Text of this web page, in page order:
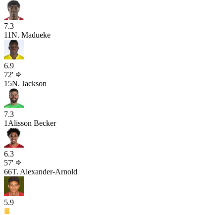
7.3
11N. Madueke
6.9
72'
15N. Jackson
7.3
1 Alisson Becker
6.3
57'
66T. Alexander-Arnold
5.9